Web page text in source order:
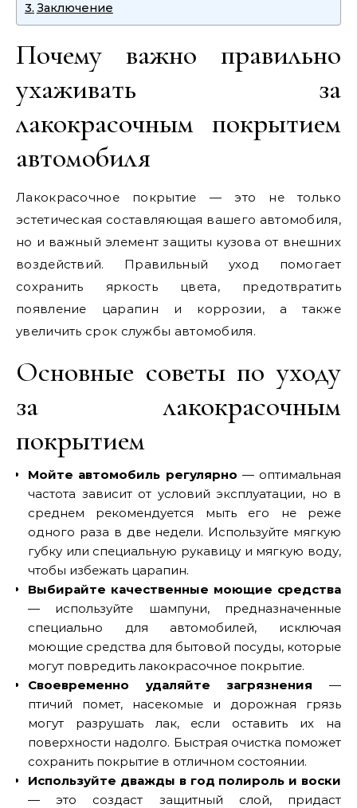
Заключение
Почему важно правильно
ухаживать за
лакокрасочным покрытием
автомобиля
Лакокрасочное покрытие — это не только
эстетическая составляющая вашего автомобиля,
но и важный элемент защиты кузова от внешних
воздействий. Правильный уход помогает
сохранить яркость цвета, предотвратить
появление царапин и коррозии, а также
увеличить срок службы автомобиля.
Основные советы по уходу
за лакокрасочным
покрытием
Мойте автомобиль регулярно — оптимальная
частота зависит от условий эксплуатации, но в
среднем рекомендуется мыть его не реже
одного раза в две недели. Используйте мягкую
губку или специальную рукавицу и мягкую воду,
чтобы избежать царапин.
Выбирайте качественные моющие средства
— используйте шампуни, предназначенные
специально для автомобилей, исключая
моющие средства для бытовой посуды, которые
могут повредить лакокрасочное покрытие.
Своевременно удаляйте загрязнения —
птичий помет, насекомые и дорожная грязь
могут разрушать лак, если оставить их на
поверхности надолго. Быстрая очистка поможет
сохранить покрытие в отличном состоянии.
Используйте дважды в год полироль и воски
— это создаст защитный слой, придаст